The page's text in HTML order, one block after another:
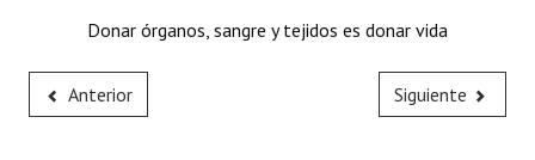
Donar órganos, sangre y tejidos es donar vida
Anterior Siguiente